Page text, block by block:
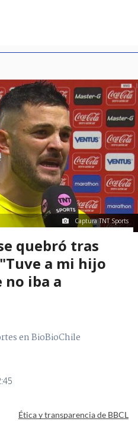
Captura TNT Sports
quebró tras
a mi hijo
no iba a
en BioBioChile
Ética y transparencia de BBCL